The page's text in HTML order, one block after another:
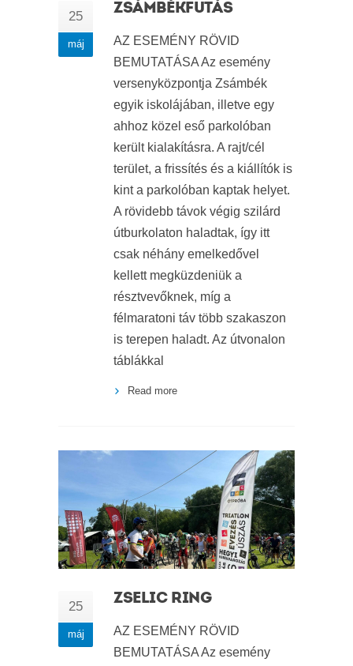
25
máj
ZSÁMBÉKFUTÁS
AZ ESEMÉNY RÖVID
BEMUTATÁSA Az esemény
versenyközpontja Zsámbék
egyik iskolájában, illetve egy
ahhoz közel eső parkolóban
került kialakításra. A rajt/cél
terület, a frissítés és a kiállítók is
kint a parkolóban kaptak helyet.
A rövidebb távok végig szilárd
útburkolaton haladtak, így itt
csak néhány emelkedővel
kellett megküzdeniük a
résztvevőknek, míg a
félmaratoni táv több szakaszon
is terepen haladt. Az útvonalon
táblákkal
Read more
25
máj
ZSELIC RING
AZ ESEMÉNY RÖVID
BEMUTATÁSA Az esemény